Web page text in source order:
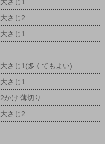
大さじ1
大さじ2
大さじ1
大さじ1(多くてもよい)
大さじ1
2かけ 薄切り
大さじ2